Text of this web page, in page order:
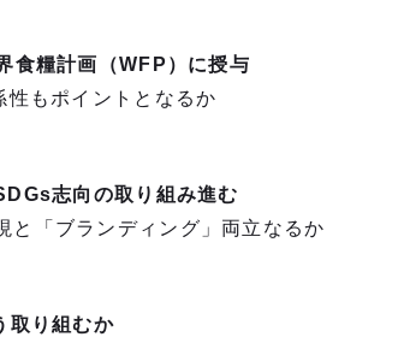
食糧計画（WFP）に授与
もポイントとなるか
志向の取り組み進む
「ブランディング」両立なるか
取り組むか